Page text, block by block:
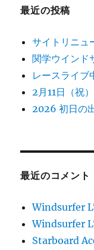
最近の投稿
サイトリニュ
関学ウインド
レースライブ
2月11日（祝
2026 初日の
最近のコメント
Windsurfer
Windsurfer
Starboard